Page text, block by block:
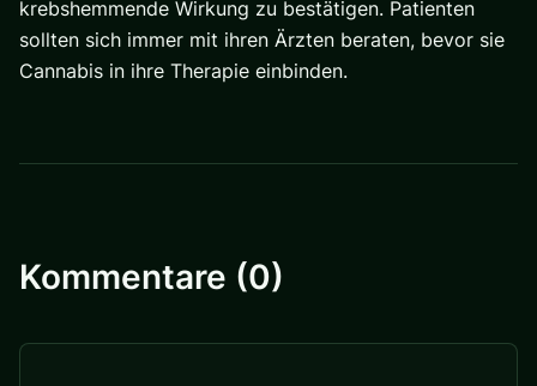
krebshemmende Wirkung zu bestätigen. Patienten
sollten sich immer mit ihren Ärzten beraten, bevor sie
Cannabis in ihre Therapie einbinden.
Kommentare (0)